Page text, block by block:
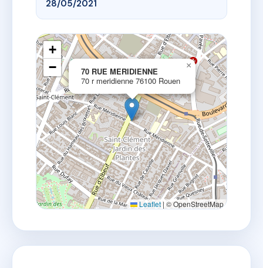
28/05/2021
70 RUE MERIDIENNE
70 r meridienne 76100 Rouen
×
+
−
Leaflet | © OpenStreetMap